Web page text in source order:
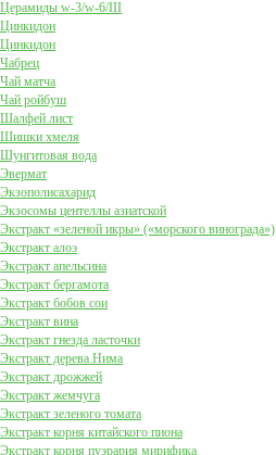
Церамиды w-3/w-6/III
Цинкидон
Цинкидон
Чабрец
Чай матча
Чай ройбуш
Шалфей лист
Шишки хмеля
Шунгитовая вода
Эвермат
Экзополисахарид
Экзосомы центеллы азиатской
Экстракт «зеленой икры» («морского винограда»)
Экстракт алоэ
Экстракт апельсина
Экстракт бергамота
Экстракт бобов сои
Экстракт вина
Экстракт гнезда ласточки
Экстракт дерева Нима
Экстракт дрожжей
Экстракт жемчуга
Экстракт зеленого томата
Экстракт корня китайского пиона
Экстракт корня пуэрария мирифика